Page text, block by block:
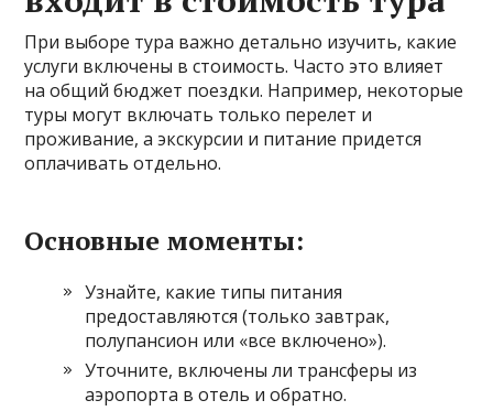
При выборе тура важно детально изучить, какие
услуги включены в стоимость. Часто это влияет
на общий бюджет поездки. Например, некоторые
туры могут включать только перелет и
проживание, а экскурсии и питание придется
оплачивать отдельно.
Основные моменты:
Узнайте, какие типы питания
предоставляются (только завтрак,
полупансион или «все включено»).
Уточните, включены ли трансферы из
аэропорта в отель и обратно.